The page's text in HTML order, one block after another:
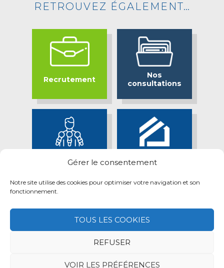
Gérer le consentement
Notre site utilise des cookies pour optimiser votre navigation et son
fonctionnement.
TOUS LES COOKIES
REFUSER
VOIR LES PRÉFÉRENCES
RETROUVEZ ÉGALEMENT…
Recrutement
Nos
consultations
Espace presse
Attractif
Politique des cookies